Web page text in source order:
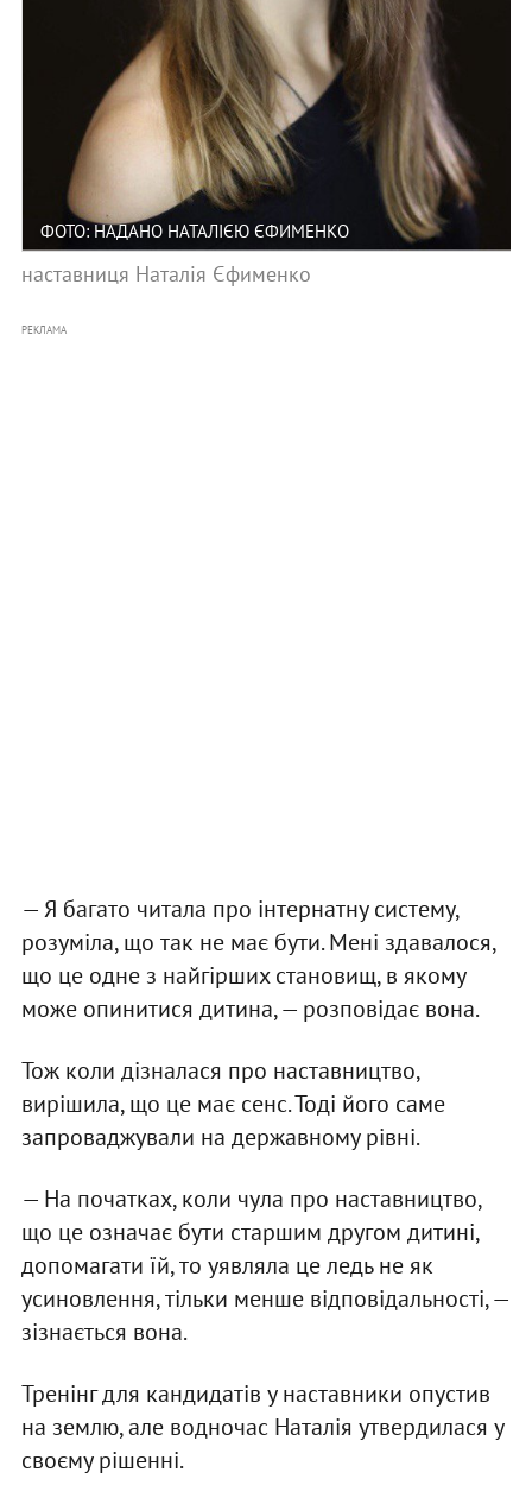
ФОТО: НАДАНО НАТАЛІЄЮ ЄФИМЕНКО
наставниця Наталія Єфименко
РЕКЛАМА
— Я багато читала про інтернатну систему,
розуміла, що так не має бути. Мені здавалося,
що це одне з найгірших становищ, в якому
може опинитися дитина, — розповідає вона.
Тож коли дізналася про наставництво,
вирішила, що це має сенс. Тоді його саме
запроваджували на державному рівні.
— На початках, коли чула про наставництво,
що це означає бути старшим другом дитині,
допомагати їй, то уявляла це ледь не як
усиновлення, тільки менше відповідальності, —
зізнається вона.
Тренінг для кандидатів у наставники опустив
на землю, але водночас Наталія утвердилася у
своєму рішенні.